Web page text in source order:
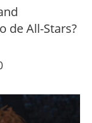
de All-Stars?